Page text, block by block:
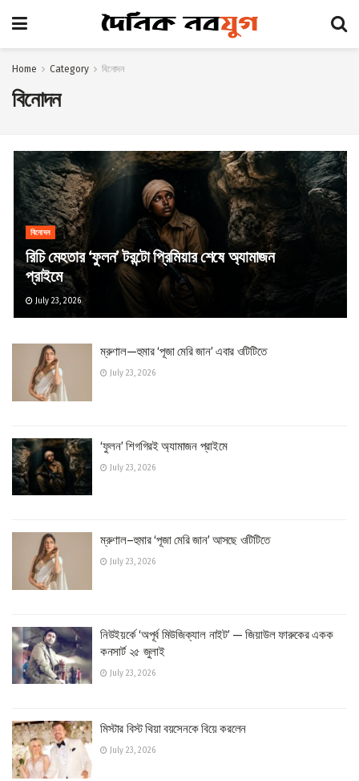
Home Category বিনোদন
বিনোদন
বিনোদন
রিচি মেহতার ‘ফুলন’ টরন্টো প্রিমিয়ার শেষে অ্যামাজন
প্রাইমে
July 23, 2026
ম্রুণাল—হুমার ‘পূজা মেরি জান’ এবার ওটিটিতে
July 23, 2026
‘ফুলন’ শিগগিরই অ্যামাজন প্রাইমে
July 23, 2026
ম্রুণাল–হুমার ‘পূজা মেরি জান’ আসছে ওটিটিতে
July 23, 2026
নিউইয়র্কে ‘অপূর্ব মিউজিক্যাল নাইট’ — জিয়াউল ফারুকের একক
কনসার্ট ২৫ জুলাই
July 23, 2026
মিস্টার বিস্ট থিয়া বয়সেনকে বিয়ে করলেন
July 23, 2026